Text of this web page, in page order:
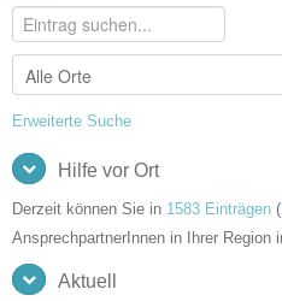
Erweiterte Suche
Hilfe vor Ort
Derzeit können Sie in 1583 Einträgen (
AnsprechpartnerInnen in Ihrer Region
Aktuell